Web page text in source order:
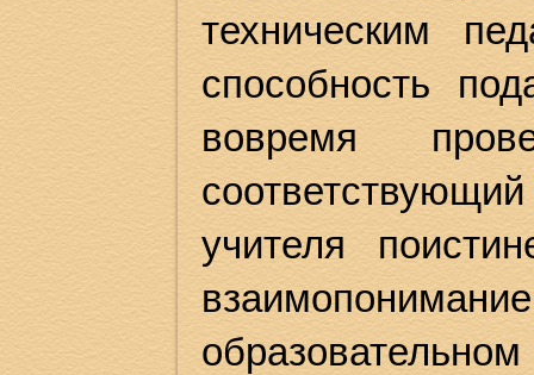
техническим
способность
вовремя
учителя
образовательном